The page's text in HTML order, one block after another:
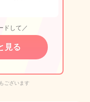
ドして／
見る
ございます